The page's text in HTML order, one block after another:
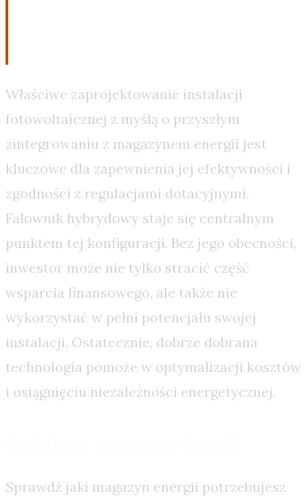
Właściwe zaprojektowanie instalacji
fotowoltaicznej z myślą o przyszłym
zintegrowaniu z magazynem energii jest
kluczowe dla zapewnienia jej efektywności i
zgodności z regulacjami dotacyjnymi.
Falownik hybrydowy staje się centralnym
punktem tej konfiguracji. Bez jego obecności,
inwestor może nie tylko stracić część
wsparcia finansowego, ale także nie
wykorzystać w pełni potencjału swojej
instalacji. Ostatecznie, dobrze dobrana
technologia pomoże w optymalizacji kosztów
i osiągnięciu niezależności energetycznej.
Sprawdź jaki magazyn energii potrzebujesz